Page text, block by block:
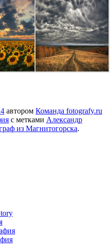
автором Команда fotografy.ru
с метками Александр
из Магнитогорска.